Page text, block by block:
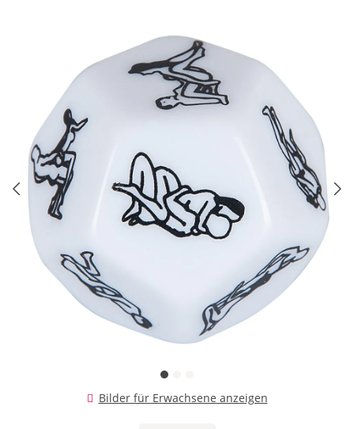
Bilder für Erwachsene anzeigen